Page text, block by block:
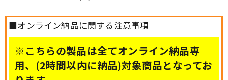
■オンライン納品に関する注意事項
※こちらの製品は全てオンライン納品専
用、(2時間以内に納品)対象商品となってお